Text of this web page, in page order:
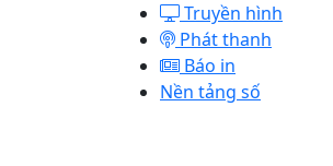
Truyền hình
Phát thanh
Báo in
Nền tảng số